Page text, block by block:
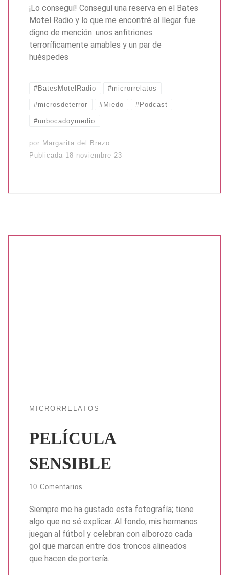
¡Lo conseguí! Conseguí una reserva en el Bates
Motel Radio y lo que me encontré al llegar fue
digno de mención: unos anfitriones
terroríficamente amables y un par de
huéspedes
#BatesMotelRadio #microrrelatos
#microsdeterror #Miedo #Podcast
#unbocadoymedio
por Margarita del Brezo
Publicada 18 noviembre 23
MICRORRELATOS
PELÍCULA
SENSIBLE
10 Comentarios
Siempre me ha gustado esta fotografía; tiene
algo que no sé explicar. Al fondo, mis hermanos
juegan al fútbol y celebran con alborozo cada
gol que marcan entre dos troncos alineados
que hacen de portería.